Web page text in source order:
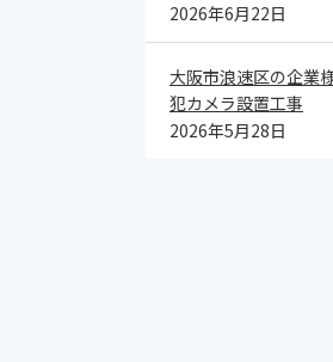
2026年6月22日
大阪市浪速区の企業
犯カメラ設置工事
2026年5月28日